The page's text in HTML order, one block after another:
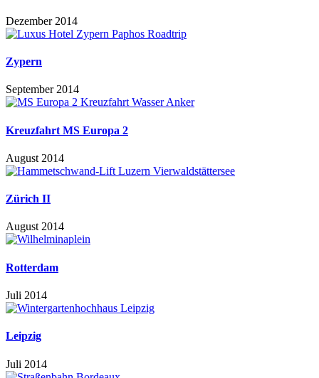
Dezember 2014
Zypern
September 2014
Kreuzfahrt MS Europa 2
August 2014
Zürich II
August 2014
Rotterdam
Juli 2014
Leipzig
Juli 2014